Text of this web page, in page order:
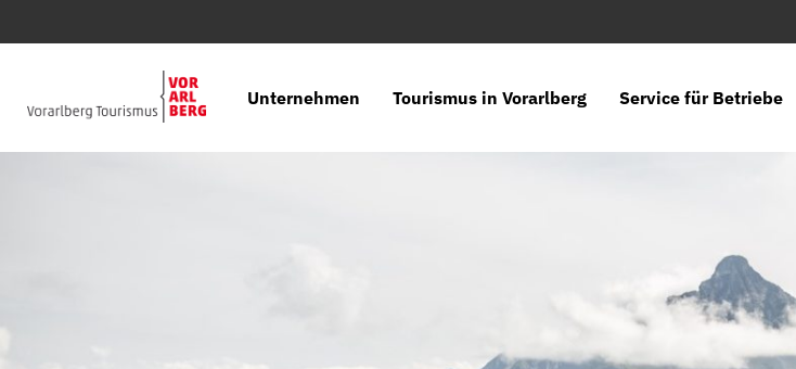
Unternehmen Tourismus in Vorarlberg Service für Betriebe